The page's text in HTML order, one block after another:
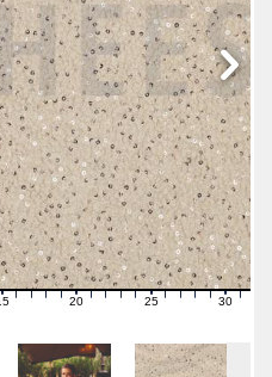
16171819202122232425 2627282930 31